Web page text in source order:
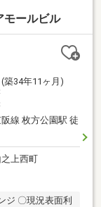
ールビル
築34年11ヶ月)
線 枚方公園駅 徒
上西町
ジ 〇現況表面利